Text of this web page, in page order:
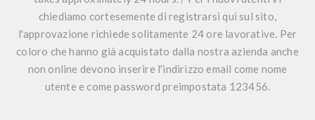
chiediamo cortesemente di registrarsi qui sul sito,
l'approvazione richiede solitamente 24 ore lavorative. Per
coloro che hanno già acquistato dalla nostra azienda anche
non online devono inserire l'indirizzo email come nome
utente e come password preimpostata 123456.